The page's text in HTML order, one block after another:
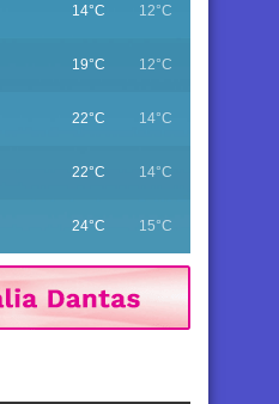
14°C 12°C
19°C 12°C
22°C 14°C
22°C 14°C
24°C 15°C